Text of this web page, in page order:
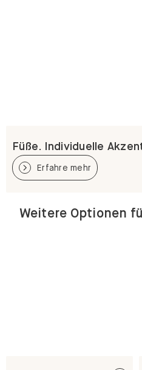
Füße. Individuelle
Erfahre mehr
Weitere Optionen